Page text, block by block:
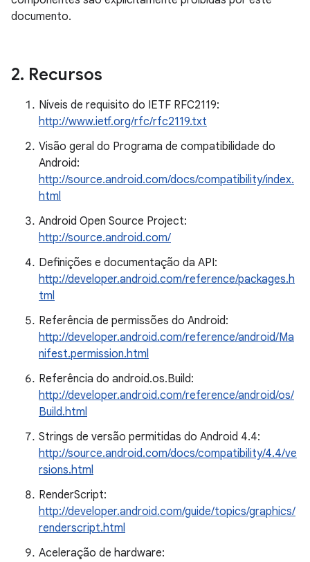
documento.
2. Recursos
Níveis de requisito do IETF RFC2119:
http://www.ietf.org/rfc/rfc2119.txt
Visão geral do Programa de compatibilidade do
Android:
http://source.android.com/docs/compatibility/index.
html
Android Open Source Project:
http://source.android.com/
Definições e documentação da API:
http://developer.android.com/reference/packages.h
tml
Referência de permissões do Android:
http://developer.android.com/reference/android/Ma
nifest.permission.html
Referência do android.os.Build:
http://developer.android.com/reference/android/os/
Build.html
Strings de versão permitidas do Android 4.4:
http://source.android.com/docs/compatibility/4.4/ve
rsions.html
RenderScript:
http://developer.android.com/guide/topics/graphics/
renderscript.html
Aceleração de hardware: